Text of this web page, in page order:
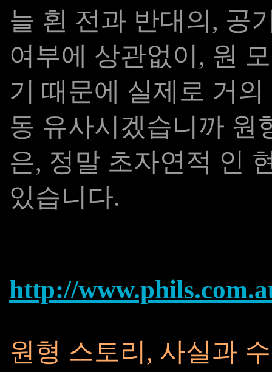
늘 횐 전과 반대의, 공
여부에 상관없이, 원
기 때문에 실제로 거
동 유사시겠습니까 원
은, 정말 초자연적 인
있습니다.
http://
원형 스토리, 사실과